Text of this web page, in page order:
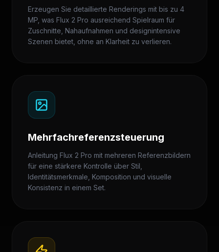
Erzeugen Sie detaillierte Renderings mit bis zu 4
MP, was Flux 2 Pro ausreichend Spielraum für
Zuschnitte, Nahaufnahmen und designintensive
Szenen bietet, ohne an Klarheit zu verlieren.
Mehrfachreferenzsteuerung
Anleitung Flux 2 Pro mit mehreren Referenzbildern
für eine stärkere Kontrolle über Stil,
Identitätsmerkmale, Komposition und visuelle
Konsistenz in einem Set.